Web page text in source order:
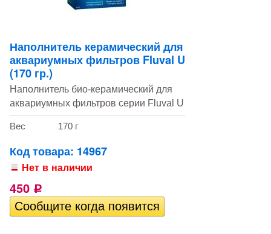
Наполнитель керамический для
аквариумных фильтров Fluval U
(170 гр.)
Наполнитель био-керамический для
аквариумных фильтров серии Fluval U
Вес 170 г
Код товара: 14967
Нет в наличии
450 Р